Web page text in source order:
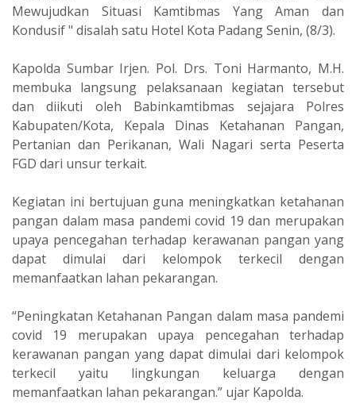
Mewujudkan Situasi Kamtibmas Yang Aman dan
Kondusif " disalah satu Hotel Kota Padang Senin, (8/3).
Kapolda Sumbar Irjen. Pol. Drs. Toni Harmanto, M.H.
membuka langsung pelaksanaan kegiatan tersebut
dan diikuti oleh Babinkamtibmas sejajara Polres
Kabupaten/Kota, Kepala Dinas Ketahanan Pangan,
Pertanian dan Perikanan, Wali Nagari serta Peserta
FGD dari unsur terkait.
Kegiatan ini bertujuan guna meningkatkan ketahanan
pangan dalam masa pandemi covid 19 dan merupakan
upaya pencegahan terhadap kerawanan pangan yang
dapat dimulai dari kelompok terkecil dengan
memanfaatkan lahan pekarangan.
“Peningkatan Ketahanan Pangan dalam masa pandemi
covid 19 merupakan upaya pencegahan terhadap
kerawanan pangan yang dapat dimulai dari kelompok
terkecil yaitu lingkungan keluarga dengan
memanfaatkan lahan pekarangan.” ujar Kapolda.